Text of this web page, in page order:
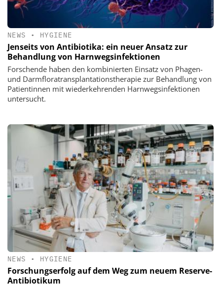
NEWS • HYGIENE
Jenseits von Antibiotika: ein neuer Ansatz zur
Behandlung von Harnwegsinfektionen
Forschende haben den kombinierten Einsatz von Phagen-
und Darmfloratransplantationstherapie zur Behandlung von
Patientinnen mit wiederkehrenden Harnwegsinfektionen
untersucht.
NEWS • HYGIENE
Forschungserfolg auf dem Weg zum neuem Reserve-
Antibiotikum